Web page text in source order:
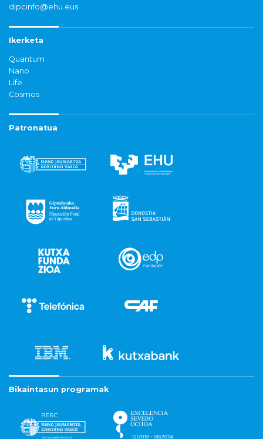
dipcinfo@ehu.eus
Ikerketa
Quantum
Nano
Life
Cosmos
Patronatua
Bikaintasun programak